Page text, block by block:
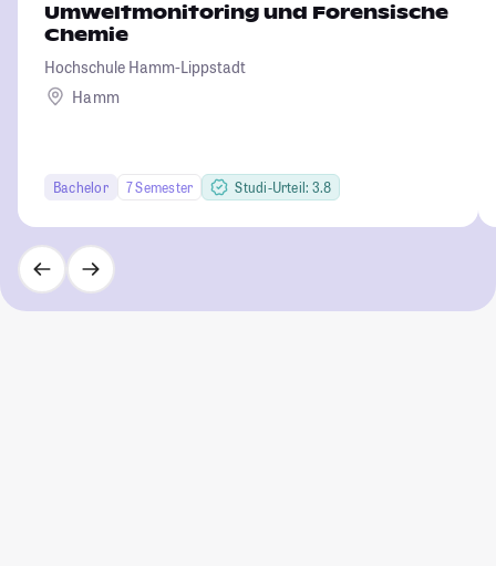
Umweltmonitoring und Forensische
Chemie
Hochschule Hamm-Lippstadt
Hamm
Bachelor 7 Semester Studi-Urteil: 3.8